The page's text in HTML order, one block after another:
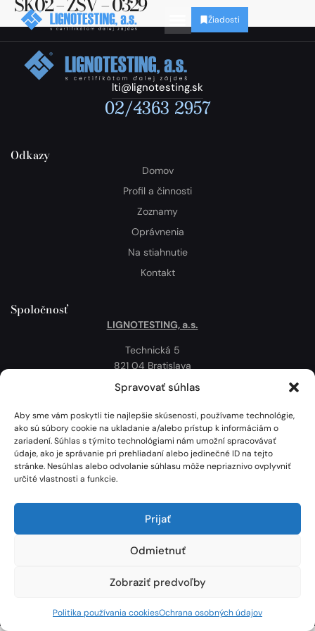
Spravovať súhlas
Aby sme vám poskytli tie najlepšie skúsenosti, používame technológie,
ako sú súbory cookie na ukladanie a/alebo prístup k informáciám o
zariadení. Súhlas s týmito technológiami nám umožní spracovávať
údaje, ako je správanie pri prehliadaní alebo jedinečné ID na tejto
stránke. Nesúhlas alebo odvolanie súhlasu môže nepriaznivo ovplyvniť
určité vlastnosti a funkcie.
Prijať
Odmietnuť
Zobraziť predvoľby
Politika používania cookiesOchrana osobných údajov
Žiadosti
lti@lignotesting.sk
02/4363 2957
Odkazy
Domov
Profil a činnosti
Zoznamy
Oprávnenia
Na stiahnutie
Kontakt
Spoločnosť
LIGNOTESTING, a.s.
Technická 5
821 04 Bratislava
Slovenská republika
Politika používania cookies
Mapa
Lignotesting, a. s. © 2024 | Všetky práva vyhradené. | Vytvoril: Marek Heinfarth.